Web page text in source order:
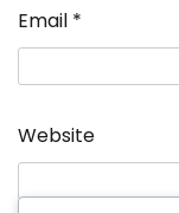
Email *
Website